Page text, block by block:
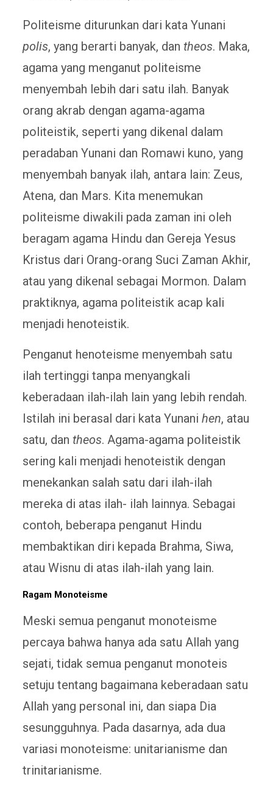
Politeisme diturunkan dari kata Yunani
polis, yang berarti banyak, dan theos. Maka,
agama yang menganut politeisme
menyembah lebih dari satu ilah. Banyak
orang akrab dengan agama-agama
politeistik, seperti yang dikenal dalam
peradaban Yunani dan Romawi kuno, yang
menyembah banyak ilah, antara lain: Zeus,
Atena, dan Mars. Kita menemukan
politeisme diwakili pada zaman ini oleh
beragam agama Hindu dan Gereja Yesus
Kristus dari Orang-orang Suci Zaman Akhir,
atau yang dikenal sebagai Mormon. Dalam
praktiknya, agama politeistik acap kali
menjadi henoteistik.
Penganut henoteisme menyembah satu
ilah tertinggi tanpa menyangkali
keberadaan ilah-ilah lain yang lebih rendah.
Istilah ini berasal dari kata Yunani hen, atau
satu, dan theos. Agama-agama politeistik
sering kali menjadi henoteistik dengan
menekankan salah satu dari ilah-ilah
mereka di atas ilah- ilah lainnya. Sebagai
contoh, beberapa penganut Hindu
membaktikan diri kepada Brahma, Siwa,
atau Wisnu di atas ilah-ilah yang lain.
Ragam Monoteisme
Meski semua penganut monoteisme
percaya bahwa hanya ada satu Allah yang
sejati, tidak semua penganut monoteis
setuju tentang bagaimana keberadaan satu
Allah yang personal ini, dan siapa Dia
sesungguhnya. Pada dasarnya, ada dua
variasi monoteisme: unitarianisme dan
trinitarianisme.